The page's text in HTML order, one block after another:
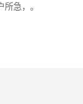
急，。